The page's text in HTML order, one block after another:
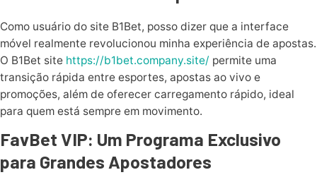
Como usuário do site B1Bet, posso dizer que a interface
móvel realmente revolucionou minha experiência de apostas.
O B1Bet site https://b1bet.company.site/ permite uma
transição rápida entre esportes, apostas ao vivo e
promoções, além de oferecer carregamento rápido, ideal
para quem está sempre em movimento.
FavBet VIP: Um Programa Exclusivo
para Grandes Apostadores